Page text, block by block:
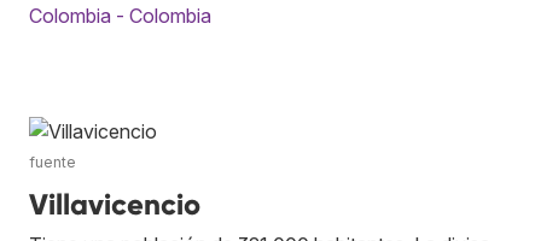
Colombia - Colombia
fuente
Villavicencio